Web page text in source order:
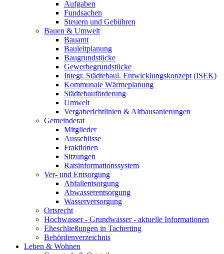
Aufgaben
Fundsachen
Steuern und Gebühren
Bauen & Umwelt
Bauamt
Bauleitplanung
Baugrundstücke
Gewerbegrundstücke
Integr. Städtebaul. Entwicklungskonzept (ISEK)
Kommunale Wärmeplanung
Städtebauförderung
Umwelt
Vergaberichtlinien & Altbausanierungen
Gemeinderat
Mitglieder
Ausschüsse
Fraktionen
Sitzungen
Ratsinformationssystem
Ver- und Entsorgung
Abfallentsorgung
Abwasserentsorgung
Wasserversorgung
Ortsrecht
Hochwasser - Grundwasser - aktuelle Informationen
Eheschließungen in Tacherting
Behördenverzeichnis
Leben & Wohnen